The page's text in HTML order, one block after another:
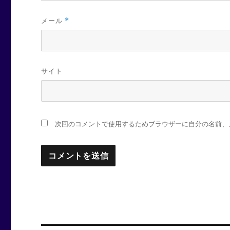
メール *
サイト
次回のコメントで使用するためブラウザーに自分の名前